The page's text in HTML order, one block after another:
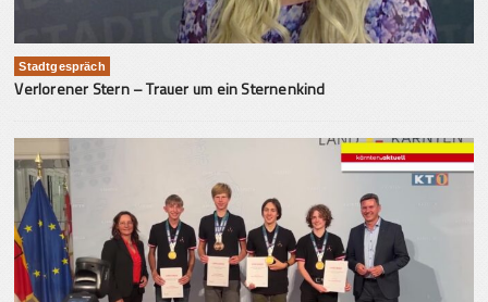
Stadtgespräch
Verlorener Stern – Trauer um ein Sternenkind